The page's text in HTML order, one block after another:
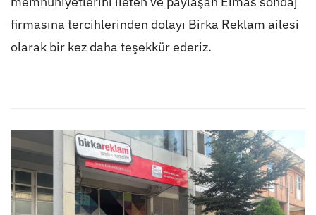
firmasına tercihlerinden dolayı Birka Reklam ailesi
olarak bir kez daha teşekkür ederiz.